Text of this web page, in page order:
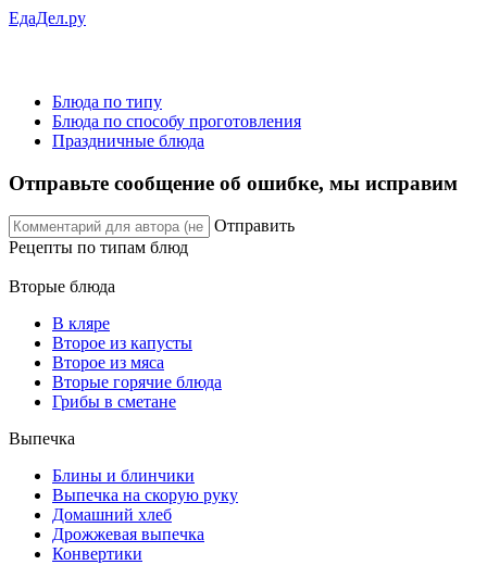
ЕдаДел.ру
Блюда по типу
Блюда по способу проготовления
Праздничные блюда
Отправьте сообщение об ошибке, мы исправим
Отправить
Рецепты по типам блюд
Вторые блюда
В кляре
Второе из капусты
Второе из мяса
Вторые горячие блюда
Грибы в сметане
Выпечка
Блины и блинчики
Выпечка на скорую руку
Домашний хлеб
Дрожжевая выпечка
Конвертики